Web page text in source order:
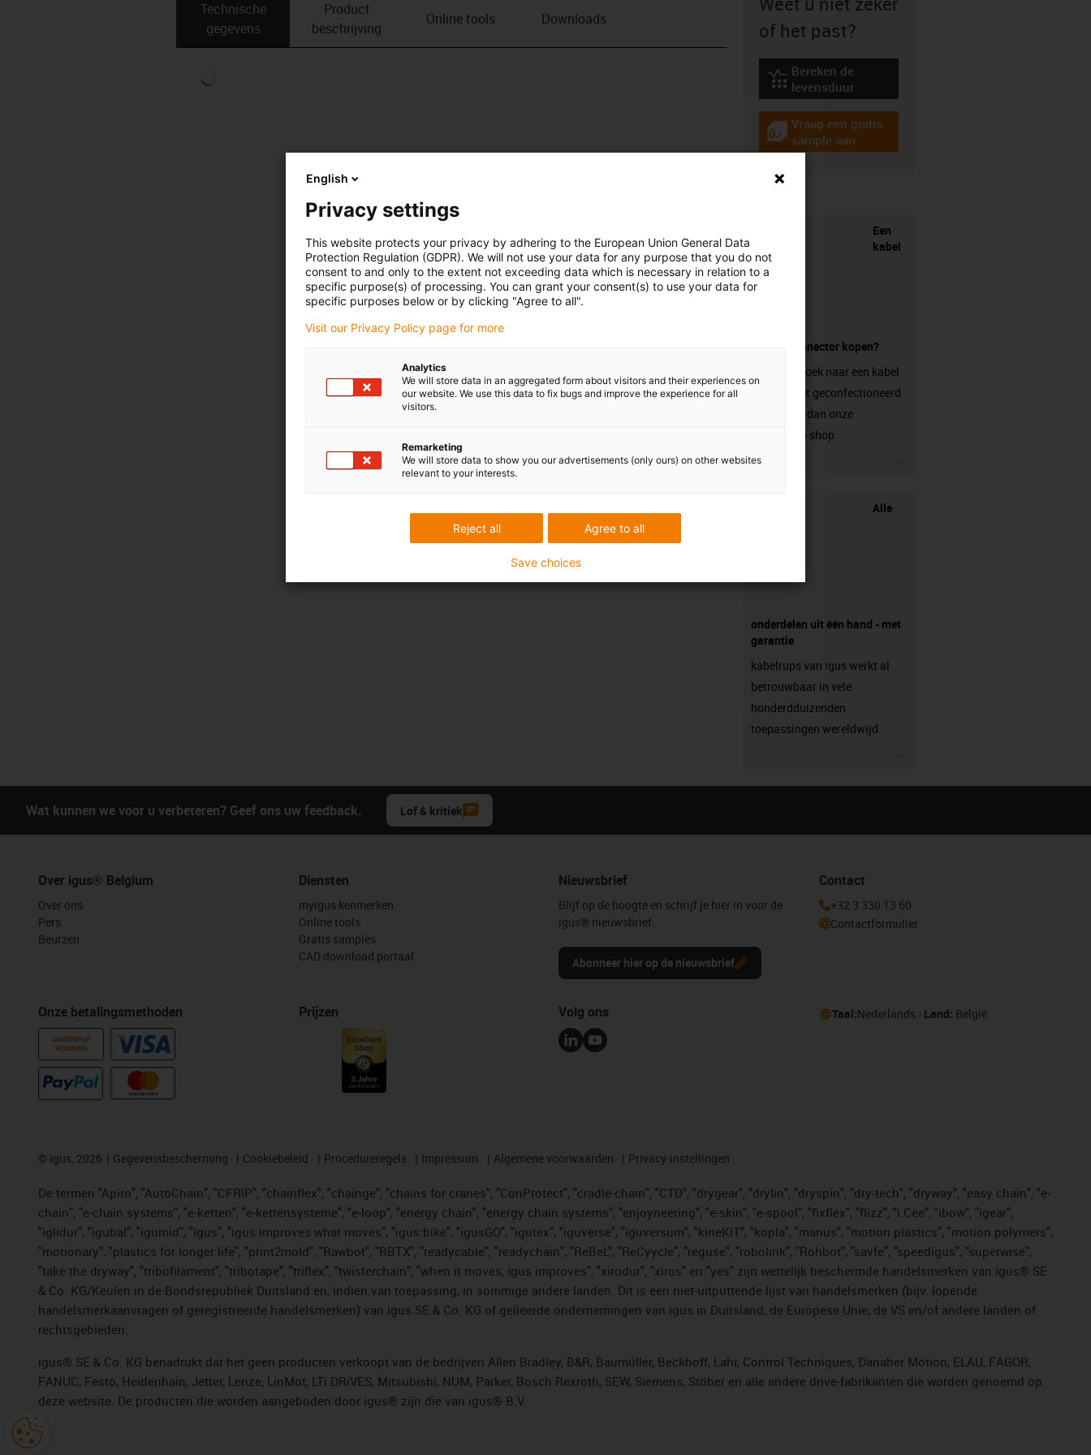
Technische
gegevens
Product
beschrijving
Online tools Downloads
of het past?
igus-icon-lebensdauerrechner
Bereken de
levensduur
igus-icon-gratismuster
Vraag een gratis
sample aan
Een
kabel
zonder connector kopen?
Ben je op zoek naar een kabel
die nog niet geconfectioneerd
is? Bezoek dan onze
chainflex® shop.
Alle
onderdelen uit één hand - met
garantie
kabelrups van igus werkt al
betrouwbaar in vele
honderdduizenden
toepassingen wereldwijd.
Wat kunnen we voor u verbeteren? Geef ons uw feedback. Lof & kritiek
Over igus® Belgium
Over ons
Pers
Beurzen
Onze betalingsmethoden
AANKOOP OP
REKENING
Diensten
myigus kenmerken
Online tools
Gratis samples
CAD download portaal
Prijzen
Nieuwsbrief
Blijf op de hoogte en schrijf je hier in voor de
igus® nieuwsbrief.
Abonneer hier op de nieuwsbrief
Contact
+32 3 330 13 60
Contactformulier
Volg ons Taal:Nederlands Land: België
© igus, 2026 Gegevensbescherming Cookiebeleid Procedureregels Impressum Algemene voorwaarden Privacy-instellingen
De termen "Apiro", "AutoChain", "CFRIP", "chainflex", "chainge", "chains for cranes", "ConProtect", "cradle-chain", "CTD", "drygear", "drylin", "dryspin", "dry-tech", "dryway", "easy chain", "e-
chain", "e-chain systems", "e-ketten", "e-kettensysteme", "e-loop", "energy chain", "energy chain systems", "enjoyneering", "e-skin", "e-spool", "fixflex", "flizz", "i.Cee", "ibow", "igear",
"iglidur", "igubal", "igumid", "igus", "igus improves what moves", "igus:bike", "igusGO", "igutex", "iguverse", "iguversum", "kineKIT", "kopla", "manus", "motion plastics", "motion polymers",
"motionary", "plastics for longer life", "print2mold", "Rawbot", "RBTX", "readycable", "readychain", "ReBeL", "ReCyycle", "reguse", "robolink", "Rohbot", "savfe", "speedigus", "superwise",
"take the dryway", "tribofilament", "tribotape", "triflex", "twisterchain", "when it moves, igus improves", "xirodur", "xiros" en "yes" zijn wettelijk beschermde handelsmerken van igus® SE
& Co. KG/Keulen in de Bondsrepubliek Duitsland en, indien van toepassing, in sommige andere landen. Dit is een niet-uitputtende lijst van handelsmerken (bijv. lopende
handelsmerkaanvragen of geregistreerde handelsmerken) van igus SE & Co. KG of gelieerde ondernemingen van igus in Duitsland, de Europese Unie, de VS en/of andere landen of
rechtsgebieden.
igus® SE & Co. KG benadrukt dat het geen producten verkoopt van de bedrijven Allen Bradley, B&R, Baumüller, Beckhoff, Lahr, Control Techniques, Danaher Motion, ELAU, FAGOR,
FANUC, Festo, Heidenhain, Jetter, Lenze, LinMot, LTi DRiVES, Mitsubishi, NUM, Parker, Bosch Rexroth, SEW, Siemens, Stöber en alle andere drive-fabrikanten die worden genoemd op
deze website. De producten die worden aangeboden door igus® zijn die van igus® B.V.
English
Privacy settings
This website protects your privacy by adhering to the European Union General Data
Protection Regulation (GDPR). We will not use your data for any purpose that you do not
consent to and only to the extent not exceeding data which is necessary in relation to a
specific purpose(s) of processing. You can grant your consent(s) to use your data for
specific purposes below or by clicking "Agree to all".
Visit our Privacy Policy page for more
Analytics
We will store data in an aggregated form about visitors and their experiences on
our website. We use this data to fix bugs and improve the experience for all
visitors.
Remarketing
We will store data to show you our advertisements (only ours) on other websites
relevant to your interests.
Agree to all
Reject all
Save choices